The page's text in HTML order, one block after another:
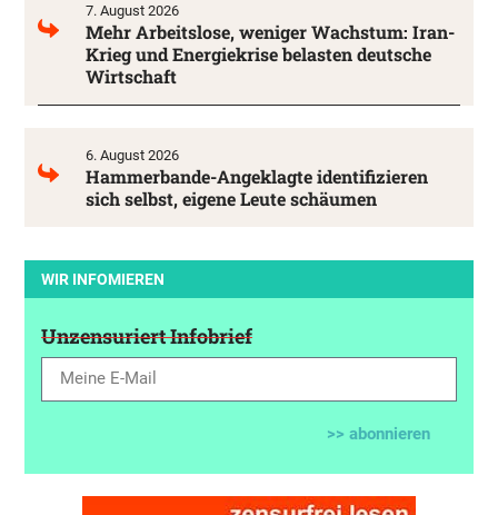
7. August 2026
Mehr Arbeitslose, weniger Wachstum: Iran-
Krieg und Energiekrise belasten deutsche
Wirtschaft
6. August 2026
Hammerbande-Angeklagte identifizieren
sich selbst, eigene Leute schäumen
WIR INFOMIEREN
Unzensuriert Infobrief
>> abonnieren